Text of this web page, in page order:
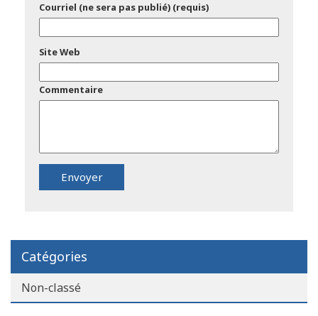
Courriel (ne sera pas publié) (requis)
Site Web
Commentaire
Catégories
Non-classé